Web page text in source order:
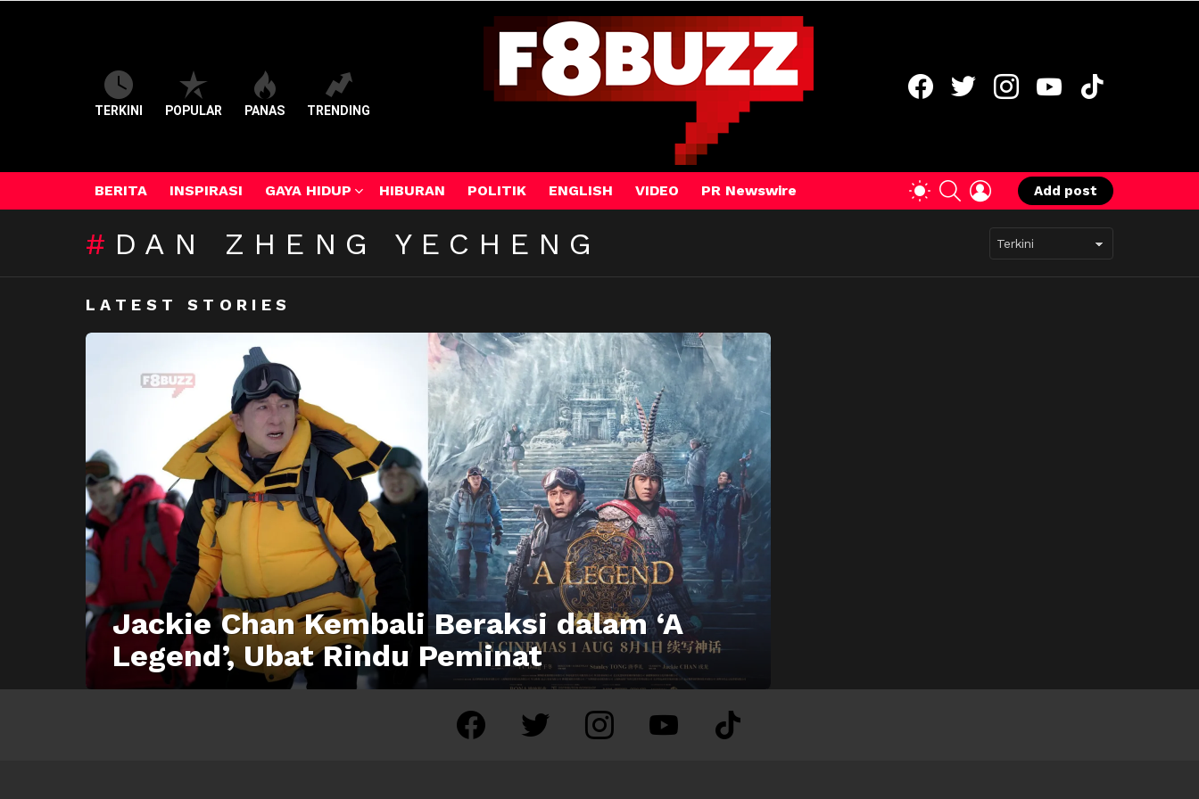
TERKINI POPULAR PANAS TRENDING
BERITA INSPIRASI GAYA HIDUP HIBURAN POLITIK ENGLISH VIDEO PR Newswire
SWITCHSEARCHLOGIN
Add post
DAN ZHENG YECHENG
LATEST STORIES
Jackie Chan Kembali Beraksi dalam ‘A
Legend’, Ubat Rindu Peminat
facebook twitter instagram youtube tiktok